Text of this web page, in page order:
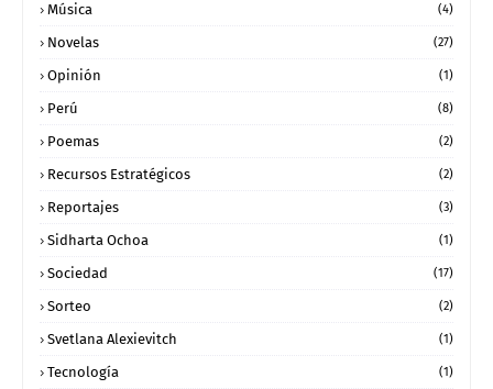
Música (4)
Novelas (27)
Opinión (1)
Perú (8)
Poemas (2)
Recursos Estratégicos (2)
Reportajes (3)
Sidharta Ochoa (1)
Sociedad (17)
Sorteo (2)
Svetlana Alexievitch (1)
Tecnología (1)